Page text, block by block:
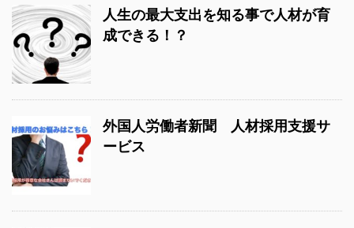
人生の最大支出を知る事で人材が育
成できる！？
外国人労働者新聞 人材採用支援サ
ービス